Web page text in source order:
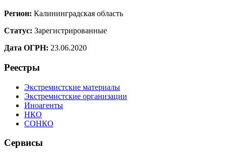
Регион: Калининградская область
Статус: Зарегистрированные
Дата ОГРН: 23.06.2020
Реестры
Экстремистские материалы
Экстремистские организации
Иноагенты
НКО
СОНКО
Сервисы